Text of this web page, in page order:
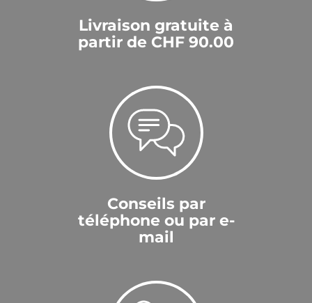
Livraison gratuite à
partir de CHF 90.00
Conseils par
téléphone ou par e-
mail